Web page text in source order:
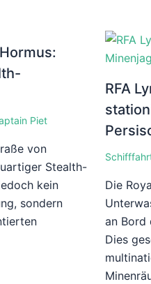
Piet
von
Stealth-
kein
sondern
RFA
Die
an Bord
Dies